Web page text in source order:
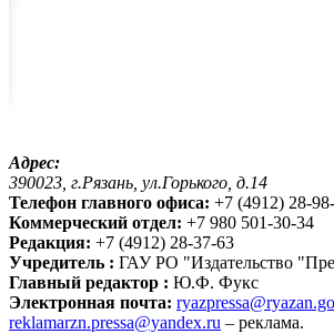
Адрес:
390023, г.Рязань, ул.Горького, д.14
Телефон главного офиса: +7 (4912) 28-
Коммерческий отдел: +7 980 501-30-34
Редакция: +7 (4912) 28-37-63
Учредитель : ГАУ РО "Издательство
Главный редактор : Ю.Ф. Фукс
Электронная почта:
reklamarzn.pressa@yandex.ru – реклама.